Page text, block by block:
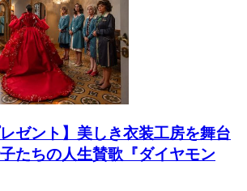
レゼント】美しき衣装工房を舞台
たちの人生賛歌『ダイヤモン